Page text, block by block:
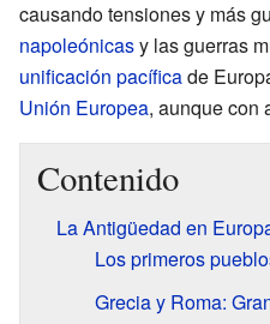
causando tensiones y más
napoleónicasy las guerras
unificación pacíficade
Unión Europea, aunque con
Contenido
La Antigüedad en
Los primeros
Grecia y Roma: